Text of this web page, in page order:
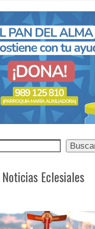
Noticias Eclesiales